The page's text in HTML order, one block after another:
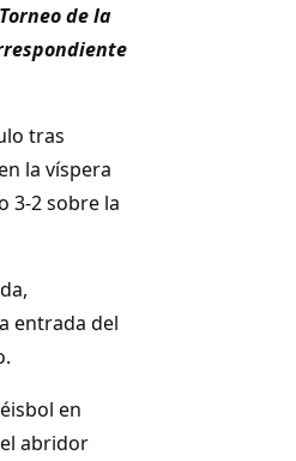
de la
tras
la víspera
3-2 sobre la
entrada del
en
abridor